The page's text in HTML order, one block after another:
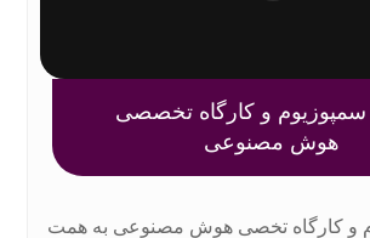
سمپوزیوم و کارگاه تخصصی
هوش مصنوعی
و کارگاه تخصی هوش مصنوعی به همت